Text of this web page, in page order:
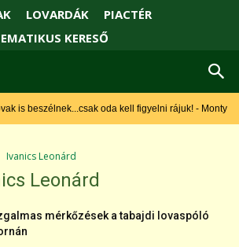
LOVARDÁK
PIACTÉR
KERESŐ
is beszélnek...csak oda kell figyelni rájuk! - Monty
Ivanics Leonárd
Leonárd
mérkőzések a tabajdi lovaspóló